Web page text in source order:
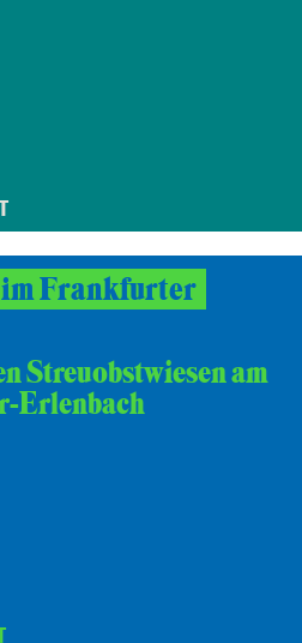
Frankfurter
Streuobstwiesen am
Erlenbach